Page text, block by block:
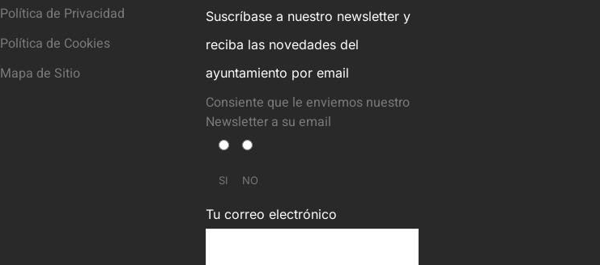
Política de Privacidad
Política de Cookies
Mapa de Sitio
Suscríbase a nuestro newsletter y
reciba las novedades del
ayuntamiento por email
Consiente que le enviemos nuestro
Newsletter a su email
SI NO
Tu correo electrónico